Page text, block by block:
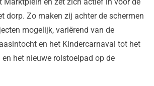
Marktplein en zet zich actief in voor de
dorp. Zo maken zij achter de schermen
mogelijk, variërend van de
en het Kindercarnaval tot het
en het nieuwe rolstoelpad op de